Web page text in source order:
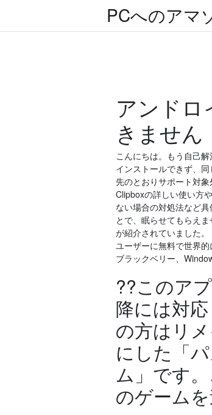
PCへのアマ
アンドロ
きません
こんにちは。もう自己
インストールできず、
先のとおりサポート対
Clipboxの詳しい使い方
ない場合の対処法など
とで、眠らせてもらえ
が紹介されていました
ユーザーに無料で世界
ブラックベリー、
??このア
降には対
の方はリ
にした「
ム」です
のゲーム